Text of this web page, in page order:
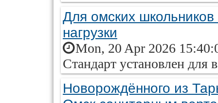
Для омских
нагрузки
Mon, 20 Apr 2026
Стандарт установлен для
Новорождённого из